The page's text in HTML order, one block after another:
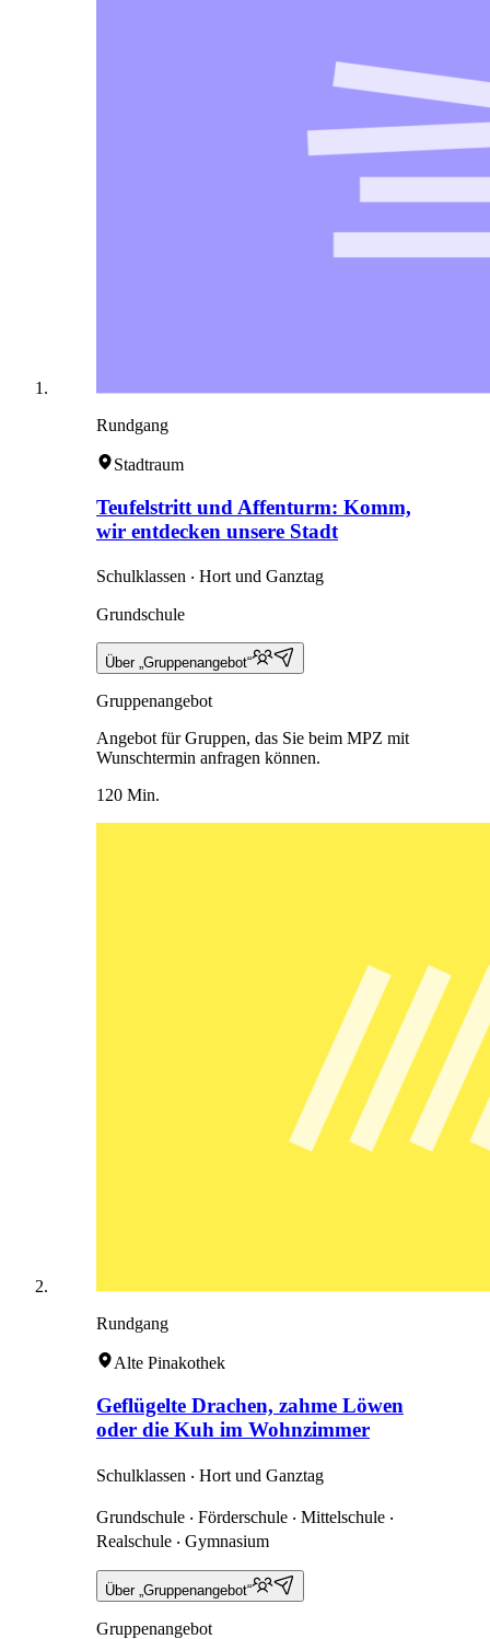
Rundgang
Stadtraum
Teufelstritt und Affenturm: Komm,
wir entdecken unsere Stadt
Schulklassen ‧ Hort und Ganztag
Grundschule
Über „Gruppenangebot“
Gruppenangebot
Angebot für Gruppen, das Sie beim MPZ mit
Wunschtermin anfragen können.
120 Min.
Rundgang
Alte Pinakothek
Geflügelte Drachen, zahme Löwen
oder die Kuh im Wohnzimmer
Schulklassen ‧ Hort und Ganztag
Grundschule ‧ Förderschule ‧ Mittelschule ‧
Realschule ‧ Gymnasium
Über „Gruppenangebot“
Gruppenangebot